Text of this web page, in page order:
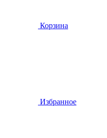
Корзина
Избранное